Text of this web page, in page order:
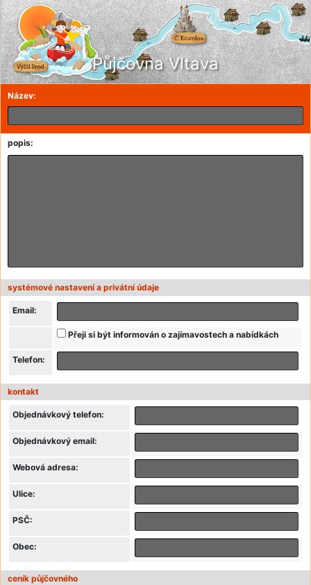
Půjčovna Vltava
Název:
popis:
systémové nastavení a privátní údaje
Email:
Přeji si být informován o zajímavostech a nabídkách
Telefon:
kontakt
Objednávkový telefon:
Objednávkový email:
Webová adresa:
Ulice:
PSČ:
Obec:
ceník půjčovného